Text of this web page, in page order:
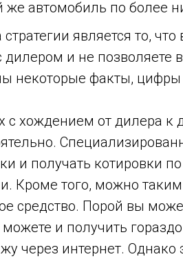
же автомобиль по более
является то, что
и не позволяете
некоторые факты, цифры
с хождением от дилера к
и получать котировки по
Кроме того, можно
средство. Порой вы
и получить
через интернет. Однако